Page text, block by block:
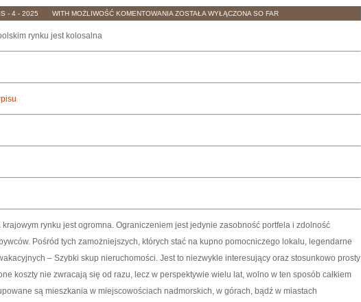
- 4 - 2025 WITH MOŻLIWOŚĆ KOMENTOWANIA KAŻDY
SEKTOR
SIĘ
ZOSTAŁA WYŁĄCZONA SO FAR
rynku jest kolosalna
krajowym rynku jest ogromna. Ograniczeniem jest jedynie zasobność portfela i zdolność
Pośród tych zamożniejszych, których stać na kupno pomocniczego lokalu, legendarne
– Szybki skup nieruchomości. Jest to niezwykle interesujący oraz stosunkowo prosty
koszty nie zwracają się od razu, lecz w perspektywie wielu lat, wolno w ten sposób całkiem
są mieszkania w miejscowościach nadmorskich, w górach, bądź w miastach